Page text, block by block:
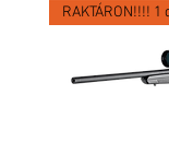
RAKTÁRON!!!! 1